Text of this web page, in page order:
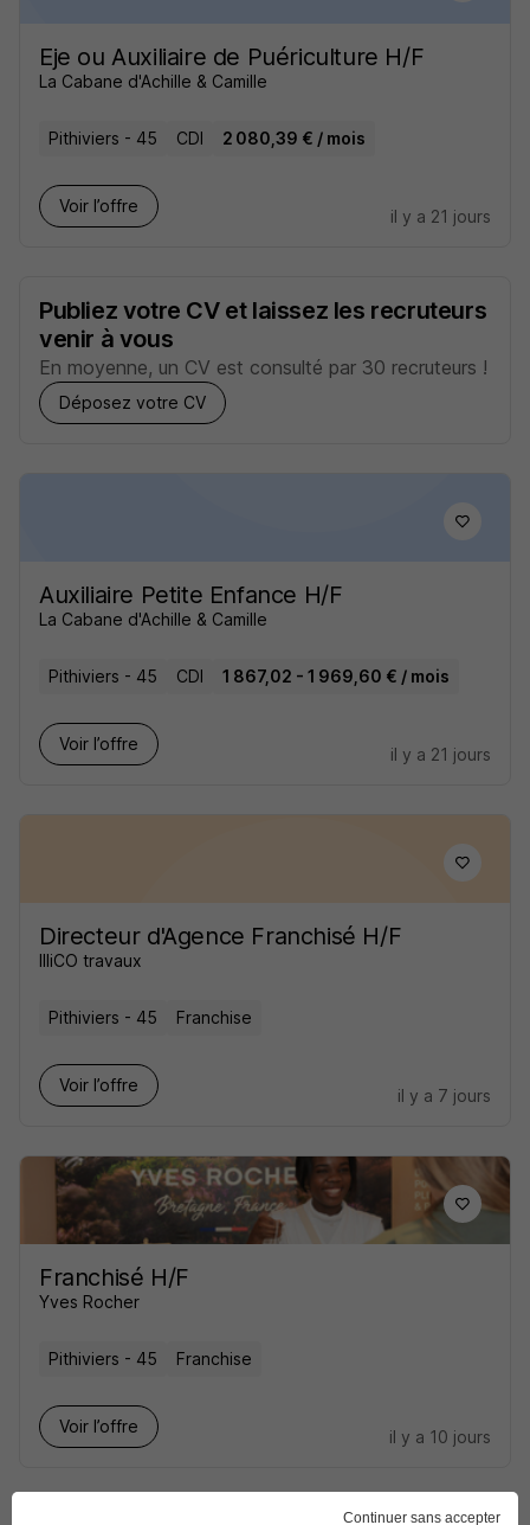
Eje ou Auxiliaire de Puériculture H/F
La Cabane d'Achille & Camille
Pithiviers - 45 CDI 2 080,39 € / mois
Voir l’offre
il y a 21 jours
Publiez votre CV et laissez les recruteurs
venir à vous
En moyenne, un CV est consulté par 30 recruteurs !
Déposez votre CV
Auxiliaire Petite Enfance H/F
La Cabane d'Achille & Camille
Pithiviers - 45 CDI 1 867,02 - 1 969,60 € / mois
Voir l’offre
il y a 21 jours
Directeur d'Agence Franchisé H/F
IlliCO travaux
Pithiviers - 45 Franchise
Voir l’offre
il y a 7 jours
Franchisé H/F
Yves Rocher
Pithiviers - 45 Franchise
Voir l’offre
il y a 10 jours
Continuer sans accepter